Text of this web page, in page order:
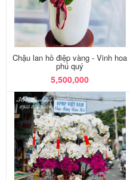
Chậu lan hồ điệp vàng - Vinh hoa
phú quý
5,500,000